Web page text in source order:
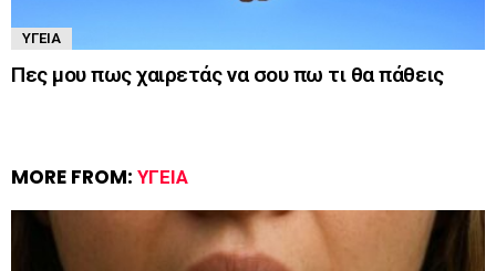
ΥΓΕΊΑ
Πες μου πως χαιρετάς να σου πω τι θα πάθεις
MORE FROM: ΥΓΕΊΑ